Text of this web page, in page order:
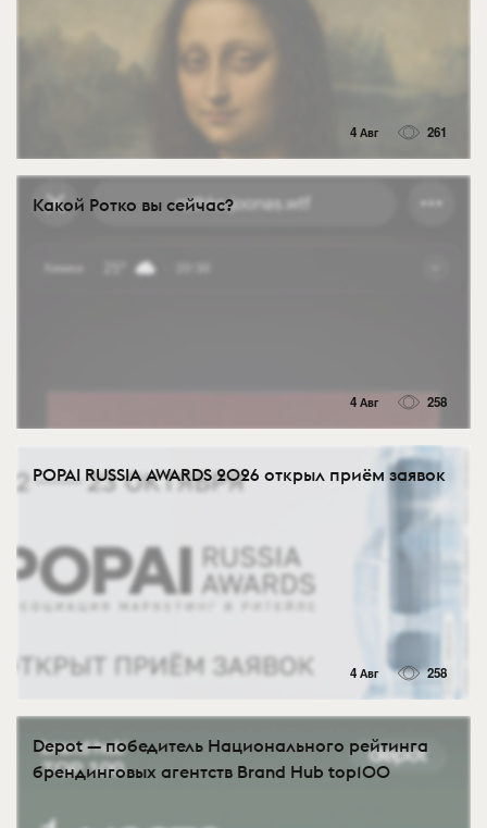
4 Авг 261
Какой Ротко вы сейчас?
4 Авг 258
POPAI RUSSIA AWARDS 2026 открыл приём заявок
4 Авг 258
Depot — победитель Национального рейтинга
брендинговых агентств Brand Hub top100